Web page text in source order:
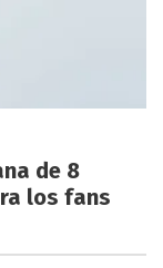
de 8
los fans